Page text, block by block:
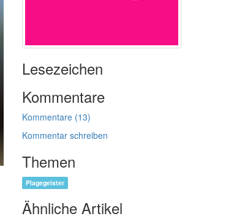
Lesezeichen
Kommentare
Kommentare (13)
Kommentar schreiben
Themen
Plagegeister
Ähnliche Artikel